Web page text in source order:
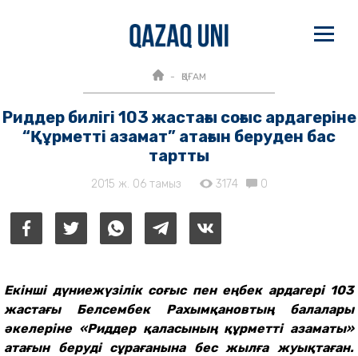
ҚОҒАМ
Риддер билігі 103 жастағы соғыс ардагеріне
“Құрметті азамат” атағын беруден бас
тартты
2015 ж. 06 тамыз 3174 0
Екінші дүниежүзілік соғыс пен еңбек ардагері 103
жастағы Белсембек Рахымқановтың балалары
әкелеріне «Риддер қаласының құрметті азаматы»
атағын беруді сұрағанына бес жылға жуықтаған.